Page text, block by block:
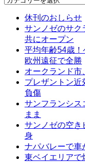
休刊のおしらせ
サンノゼのサク
共にオープン
平均年齢54歳！
欧州遠征で全勝
オークランド市
プレザントン近
負傷
サンフランシス
まま
サンノゼの空き
身
ナパバレーで車
東ベイエリアで